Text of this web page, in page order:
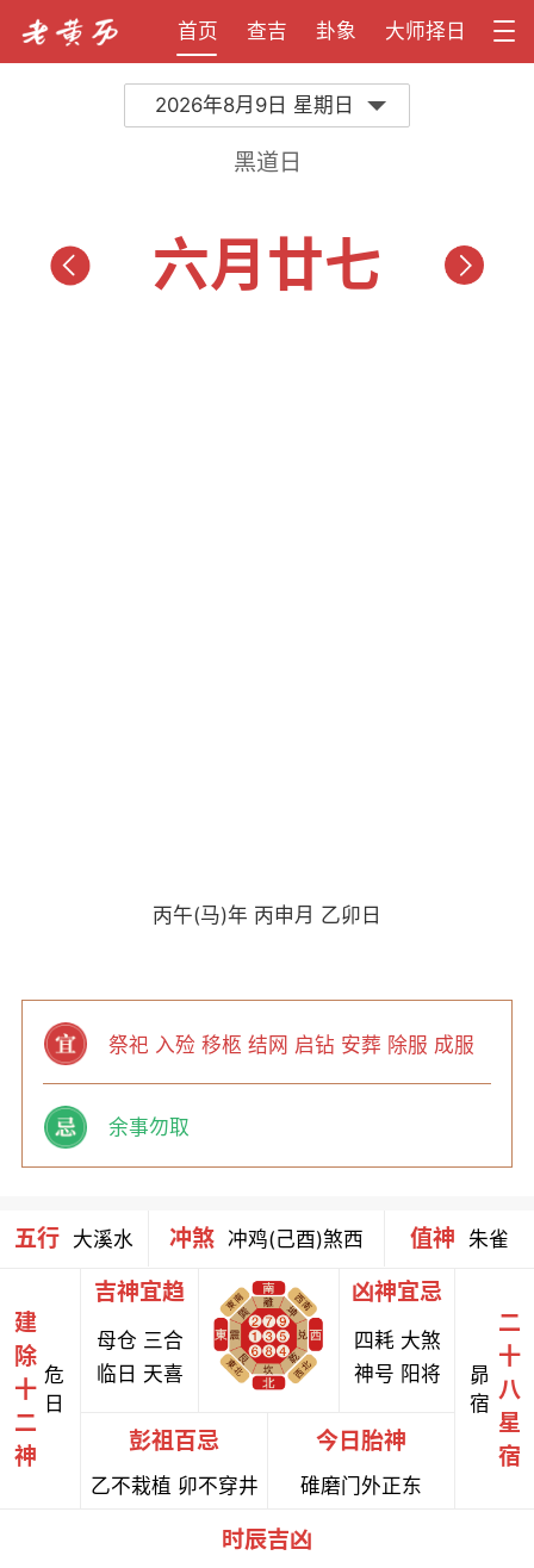
首页 查吉 卦象 大师择日
2026年8月9日 星期日
黑道日
六月廿七
丙午(马)年 丙申月 乙卯日
祭祀 入殓 移柩 结网 启钻 安葬 除服 成服
余事勿取
五行 大溪水 冲煞 冲鸡(己酉)煞西 值神 朱雀
建
除
十
二
神
危
日
吉神宜趋
母仓 三合
临日 天喜
凶神宜忌
四耗 大煞
神号 阳将
彭祖百忌
乙不栽植 卯不穿井
今日胎神
碓磨门外正东
昴
宿
二
十
八
星
宿
时辰吉凶